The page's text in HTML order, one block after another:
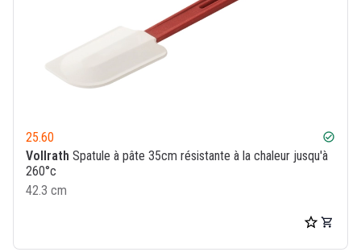
25.60 check_circle
Vollrath Spatule à pâte 35cm résistante à la chaleur jusqu'à
260°c
42.3 cm